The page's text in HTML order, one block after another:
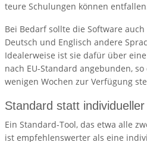
teure Schulungen können
Bei Bedarf sollte die Software
Deutsch und Englisch andere
Idealerweise ist sie dafür über
nach EU-Standard angebunden,
wenigen Wochen zur Verfügung
Standard statt
Ein Standard-Tool, das etwa alle
ist empfehlenswerter als eine